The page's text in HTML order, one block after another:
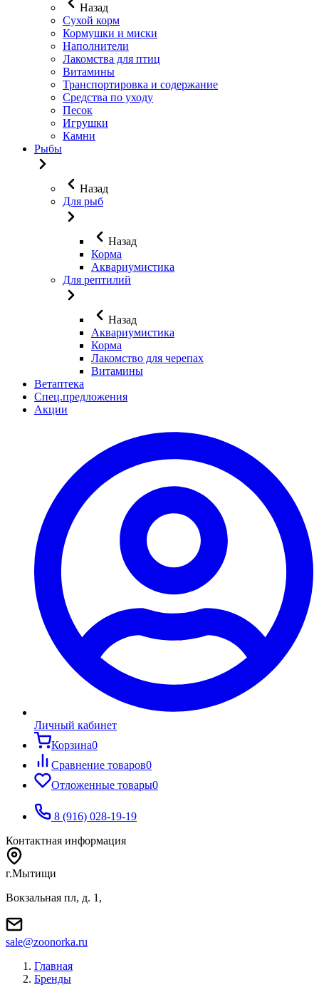
Назад
Сухой корм
Кормушки и миски
Наполнители
Лакомства для птиц
Витамины
Транспортировка и содержание
Средства по уходу
Песок
Игрушки
Камни
Рыбы
Назад
Для рыб
Назад
Корма
Аквариумистика
Для рептилий
Назад
Аквариумистика
Корма
Лакомство для черепах
Витамины
Ветаптека
Спец.предложения
Акции
Личный кабинет
Корзина0
Сравнение товаров0
Отложенные товары0
8 (916) 028-19-19
Контактная информация
г.Мытищи
Вокзальная пл, д. 1,
sale@zoonorka.ru
Главная
Бренды